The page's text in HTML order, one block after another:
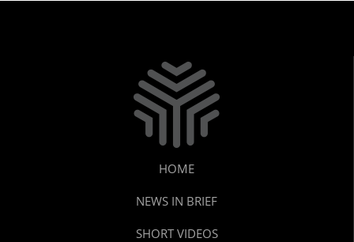
HOME
NEWS IN BRIEF
SHORT VIDEOS